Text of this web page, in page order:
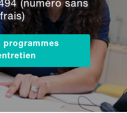
(numéro sans
frais)
programmes